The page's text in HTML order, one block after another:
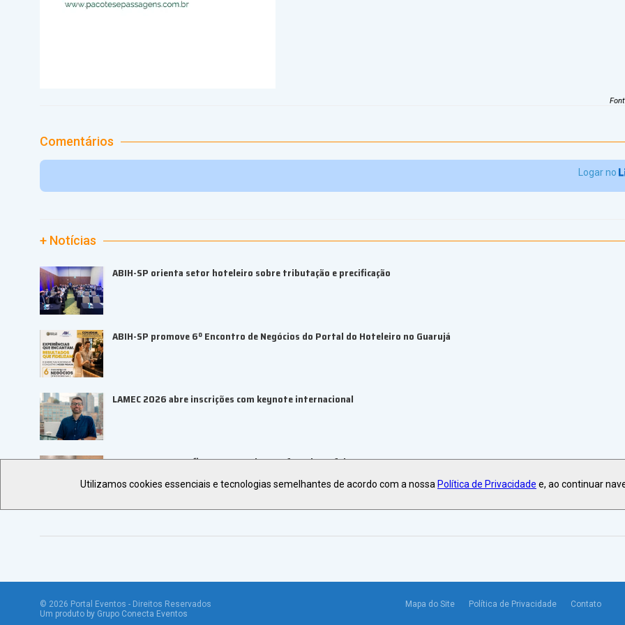
Comentários
Logar no
+ Notícias
ABIH-SP orienta setor hoteleiro sobre tributação e precificação
ABIH-SP promove 6º Encontro de Negócios do Portal do Hoteleiro no Guarujá
LAMEC 2026 abre inscrições com keynote internacional
UBRAFE e ABRACE firmam parceria para fortalecer feiras e eventos
© 2026 Portal Eventos - Direitos Reservados
Um produto by Grupo Conecta Eventos
Mapa do Site Política de Privacidade Contato
Utilizamos cookies essenciais e tecnologias semelhantes de acordo com a nossa Política de Privacidade e, ao continuar